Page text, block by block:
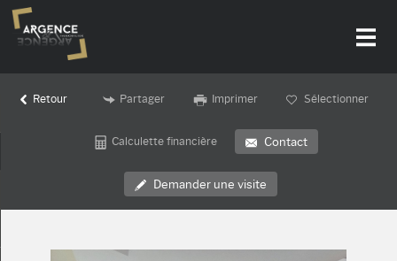
Nos offres
Retour Partager Imprimer Sélectionner
Calculette financière Contact
Demander une visite